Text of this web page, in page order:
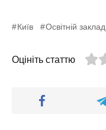
Київ Освітній заклад
Оцініть статтю